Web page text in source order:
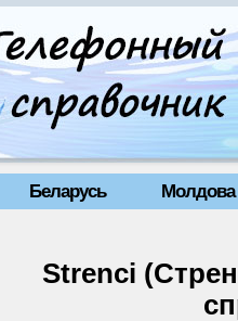
Беларусь Молдова
Strenci